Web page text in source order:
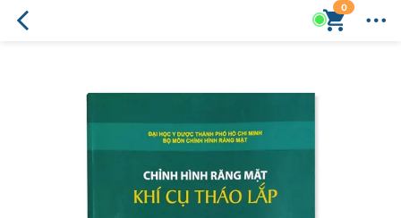
0
Chỉnh